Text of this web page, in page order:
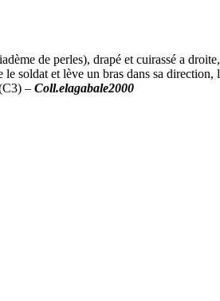
de perles), drapé et cuirassé a
soldat et lève un bras dans sa
– Coll.elagabale2000